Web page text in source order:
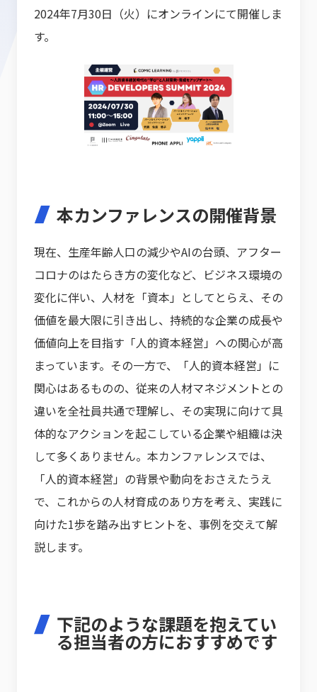
2024年7月30日（火）にオンラインにて開催しま
す。
本カンファレンスの開催背景
現在、生産年齢人口の減少やAIの台頭、アフター
コロナのはたらき方の変化など、ビジネス環境の
変化に伴い、人材を「資本」としてとらえ、その
価値を最大限に引き出し、持続的な企業の成長や
価値向上を目指す「人的資本経営」への関心が高
まっています。その一方で、「人的資本経営」に
関心はあるものの、従来の人材マネジメントとの
違いを全社員共通で理解し、その実現に向けて具
体的なアクションを起こしている企業や組織は決
して多くありません。本カンファレンスでは、
「人的資本経営」の背景や動向をおさえたうえ
で、これからの人材育成のあり方を考え、実践に
向けた1歩を踏み出すヒントを、事例を交えて解
説します。
下記のような課題を抱えてい
る担当者の方におすすめです